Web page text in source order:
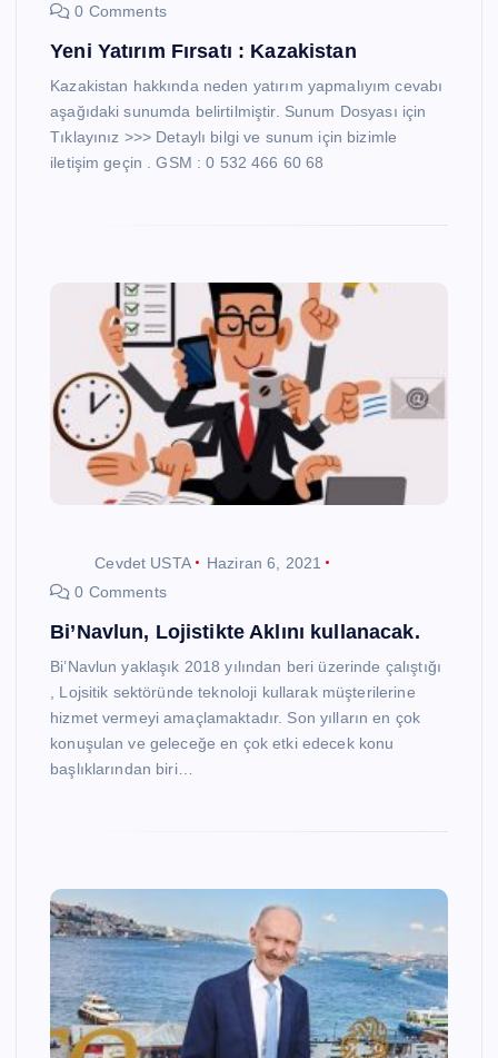
0 Comments
Yeni Yatırım Fırsatı : Kazakistan
Kazakistan hakkında neden yatırım yapmalıyım cevabı
aşağıdaki sunumda belirtilmiştir. Sunum Dosyası için
Tıklayınız >>> Detaylı bilgi ve sunum için bizimle
iletişim geçin . GSM : 0 532 466 60 68
Cevdet USTA
Haziran 6, 2021
0 Comments
Bi’Navlun, Lojistikte Aklını kullanacak.
Bi’Navlun yaklaşık 2018 yılından beri üzerinde çalıştığı
, Lojsitik sektöründe teknoloji kullarak müşterilerine
hizmet vermeyi amaçlamaktadır. Son yılların en çok
konuşulan ve geleceğe en çok etki edecek konu
başlıklarından biri…